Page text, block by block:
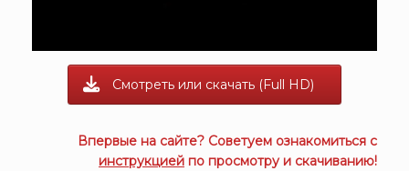
Смотреть или скачать (Full HD)
Впервые на сайте? Советуем ознакомиться с
инструкцией по просмотру и скачиванию!